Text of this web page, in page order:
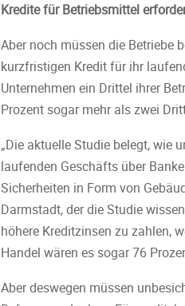
Kredite für Betriebsmittel
Aber noch müssen die Betriebe
kurzfristigen Kredit für ihr
Unternehmen ein Drittel ihrer
Prozent sogar mehr als zwei
„Die aktuelle Studie belegt, wie
laufenden Geschäfts über
Sicherheiten in Form von
Darmstadt, der die Studie
höhere Kreditzinsen zu zahlen,
Handel wären es sogar 76
Aber deswegen müssen